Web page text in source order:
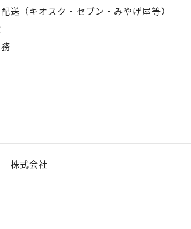
送（キオスク・セブン・みやげ屋等）
株式会社